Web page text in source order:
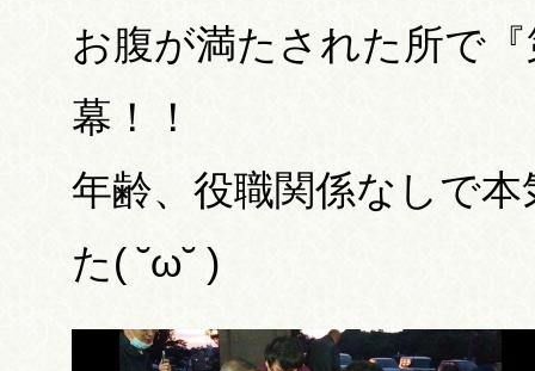
お腹が満たされた所で
幕！！
年齢、役職関係なしで
た( ˘ω˘ )